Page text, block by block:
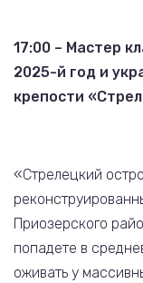
17:00 – Мастер
2025-й год и
крепости
«Стрелецкий
Приозерского
попадете в
оживать у